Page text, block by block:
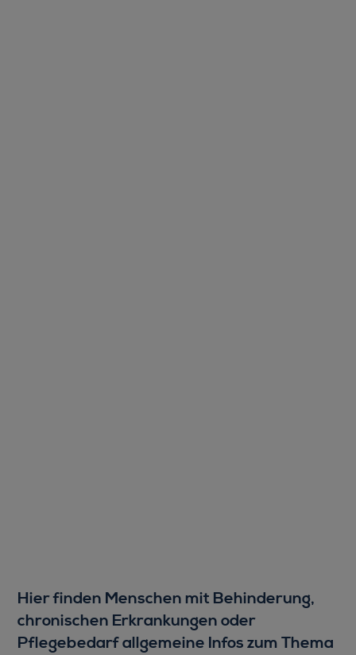
Hier finden Menschen mit Behinderung,
chronischen Erkrankungen oder
Pflegebedarf allgemeine Infos zum Thema